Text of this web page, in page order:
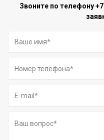
Звоните по телефону